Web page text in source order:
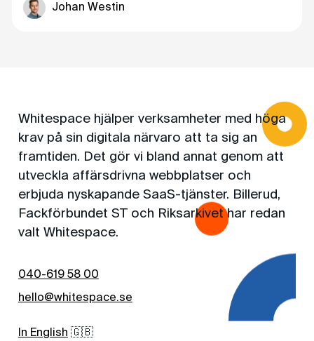
Johan Westin
Whitespace hjälper verksamheter med höga
krav på sin digitala närvaro att ta sig an
framtiden. Det gör vi bland annat genom att
utveckla affärsdrivna webbplatser och
erbjuda nyskapande SaaS-tjänster. Billerud,
Fackförbundet ST och Riksarkivet har redan
valt Whitespace.
040-619 58 00
hello@whitespace.se
In English 🇬🇧